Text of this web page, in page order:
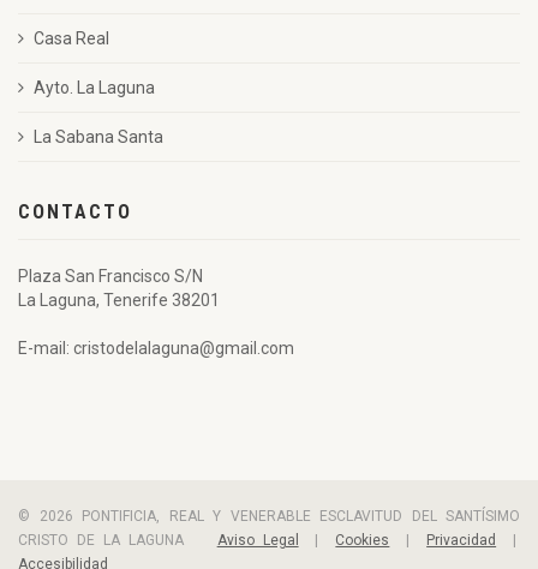
Casa Real
Ayto. La Laguna
La Sabana Santa
CONTACTO
Plaza San Francisco S/N
La Laguna, Tenerife 38201
E-mail: cristodelalaguna@gmail.com
© 2026 PONTIFICIA, REAL Y VENERABLE ESCLAVITUD DEL SANTÍSIMO
CRISTO DE LA LAGUNA Aviso Legal Cookies Privacidad
Accesibilidad